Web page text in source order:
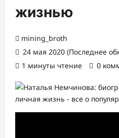
жизнью
mining_broth
24 мая 2020 (Последнее
1 минуты чтение
0